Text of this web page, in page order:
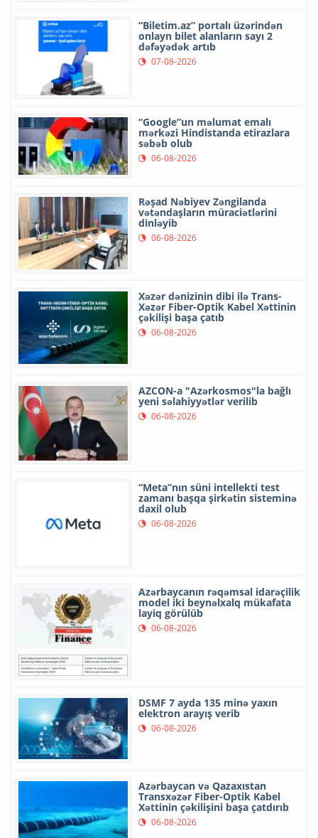
“Biletim.az” portalı üzərindən
onlayn bilet alanların sayı 2
dəfəyədək artıb
07-08-2026
“Google”un məlumat emalı
mərkəzi Hindistanda etirazlara
səbəb olub
06-08-2026
Rəşad Nəbiyev Zəngilanda
vətəndaşların müraciətlərini
dinləyib
06-08-2026
Xəzər dənizinin dibi ilə Trans-
Xəzər Fiber-Optik Kabel Xəttinin
çəkilişi başa çatıb
06-08-2026
AZCON-a "Azərkosmos"la bağlı
yeni səlahiyyətlər verilib
06-08-2026
“Meta”nın süni intellekti test
zamanı başqa şirkətin sisteminə
daxil olub
06-08-2026
Azərbaycanın rəqəmsal idarəçilik
model iki beynəlxalq mükafata
layiq görülüb
06-08-2026
DSMF 7 ayda 135 minə yaxın
elektron arayış verib
06-08-2026
Azərbaycan və Qazaxıstan
Transxəzər Fiber-Optik Kabel
Xəttinin çəkilişini başa çatdırıb
06-08-2026